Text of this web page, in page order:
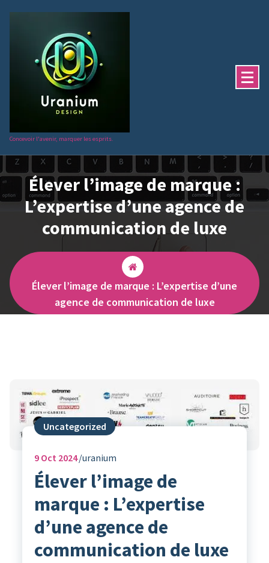
Concevoir l'avenir, marquer les esprits.
Élever l’image de marque :
L’expertise d’une agence de
communication de luxe
Élever l’image de marque : L’expertise d’une
agence de communication de luxe
Uncategorized
9Oct 2024 uranium
Élever l’image de
marque : L’expertise
d’une agence de
communication de luxe